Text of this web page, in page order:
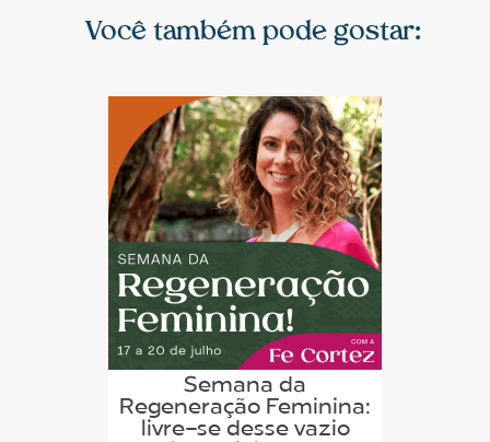
Você também pode gostar:
Semana da
Regeneração Feminina:
livre-se desse vazio